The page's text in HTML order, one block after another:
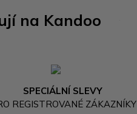
na Kandoo
SPECIÁLNÍ SLEVY
REGISTROVANÉ ZÁKAZNÍKY